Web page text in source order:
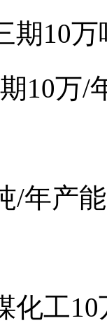
期10
10万/
/年产
化工